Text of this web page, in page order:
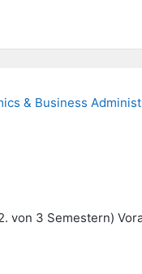
& Business
3 Semestern)